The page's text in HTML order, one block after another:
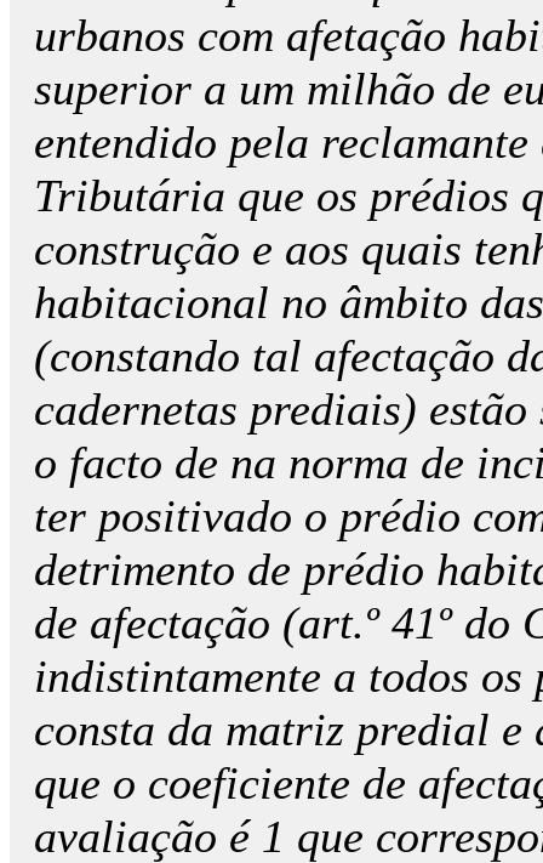
urbanos com afetação
superior a um milhão de
entendido pela
Tributária que os prédios
construção e aos quais
habitacional no âmbito
(constando tal afectação
cadernetas prediais)
o facto de na norma de
ter positivado o prédio
detrimento de prédio
de afectação (art.º 41º do
indistintamente a todos
consta da matriz predial e
que o coeficiente de
avaliação é 1 que